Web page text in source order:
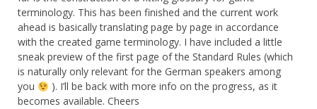
terminology. This has been finished and the current work
ahead is basically translating page by page in accordance
with the created game terminology. I have included a little
sneak preview of the first page of the Standard Rules (which
is naturally only relevant for the German speakers among
you
). I’ll be back with more info on the progress, as it
becomes available. Cheers